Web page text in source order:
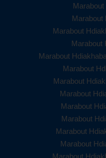
Marabout
Marabout
Marabout
Marabout
Marabout
Marabout
Marabout
Marabout
Marabout
Marabout
Marabout
Marabout